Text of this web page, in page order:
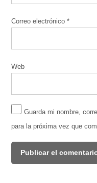
Correo electrónico*
Web
Guarda mi nombre,
para la próxima vez que